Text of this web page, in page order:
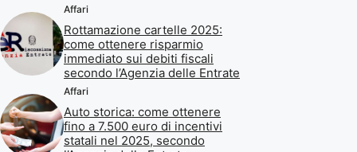
Affari
Rottamazione cartelle 2025:
come ottenere risparmio
immediato sui debiti fiscali
secondo l’Agenzia delle Entrate
Affari
Auto storica: come ottenere
fino a 7.500 euro di incentivi
statali nel 2025, secondo